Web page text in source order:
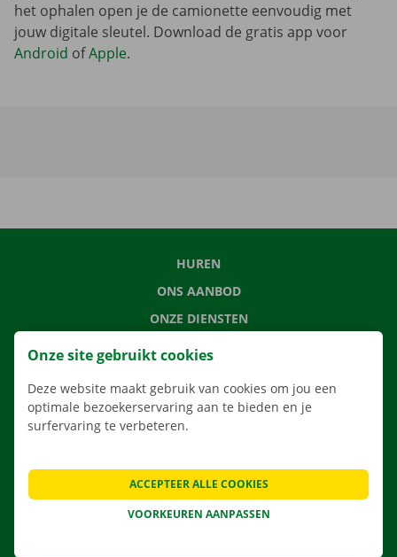
het ophalen open je de camionette eenvoudig met
jouw digitale sleutel. Download de gratis app voor
Android ofApple.
HUREN
ONS AANBOD
ONZE DIENSTEN
LOCATIES
VERHUISOPLOSSINGEN
CONTACTEER ONS
VEELGESTELDE VRAGEN
Onze site gebruikt cookies
Deze website maakt gebruik van cookies om jou een
optimale bezoekerservaring aan te bieden en je
surfervaring te verbeteren.
VOORKEUREN AANPASSEN
ACCEPTEER ALLE COOKIES